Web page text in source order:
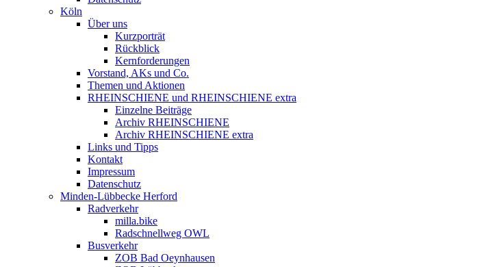
Köln
Über uns
Kurzporträt
Rückblick
Kernforderungen
Vorstand, AKs und Co.
Themen und Aktionen
RHEINSCHIENE und RHEINSCHIENE extra
Einzelne Beiträge
Archiv RHEINSCHIENE
Archiv RHEINSCHIENE extra
Links und Tipps
Kontakt
Impressum
Datenschutz
Minden-Lübbecke Herford
Radverkehr
milla.bike
Radschnellweg OWL
Busverkehr
ZOB Bad Oeynhausen